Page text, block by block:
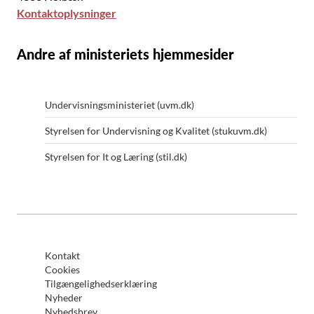
Kontaktoplysninger
Andre af ministeriets hjemmesider
Undervisningsministeriet (uvm.dk)
Styrelsen for Undervisning og Kvalitet (stukuvm.dk)
Styrelsen for It og Læring (stil.dk)
Kontakt
Cookies
Tilgængelighedserklæring
Nyheder